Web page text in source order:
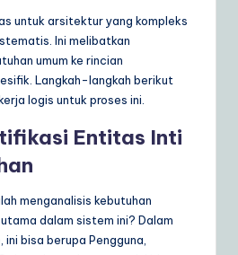
untuk arsitektur yang kompleks
Ini melibatkan
umum ke rincian
Langkah-langkah berikut
logis untuk proses ini.
Entitas Inti
menganalisis kebutuhan
dalam sistem ini? Dalam
bisa berupa Pengguna,